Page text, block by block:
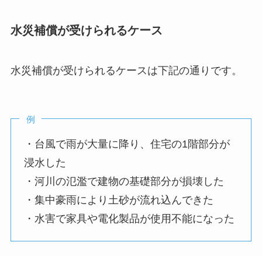
水災補償が受けられるケース
水災補償が受けられるケースは下記の通りです。
例
・台風で雨が大量に降り、住宅の1階部分が
浸水した
・河川の氾濫で建物の基礎部分が損壊した
・集中豪雨により土砂が流れ込んできた
・水害で家具や電化製品が使用不能になった